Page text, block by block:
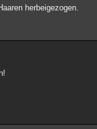
herbeigezogen.